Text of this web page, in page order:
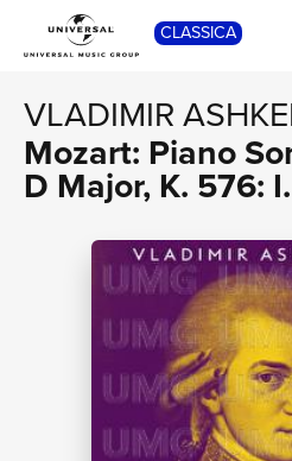
CLASSICA
VLADIMIR
Mozart: Piano
D Major, K. 576: